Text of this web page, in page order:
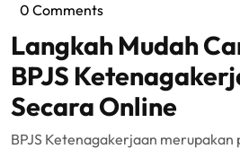
0 Comments
Langkah Mudah
BPJS
Secara Online
BPJS Ketenagakerjaan merupakan